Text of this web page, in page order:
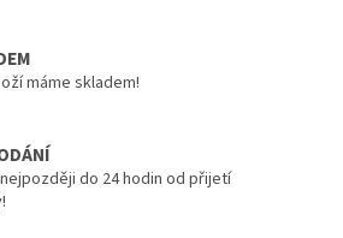
máme skladem!
do 24 hodin od přijetí